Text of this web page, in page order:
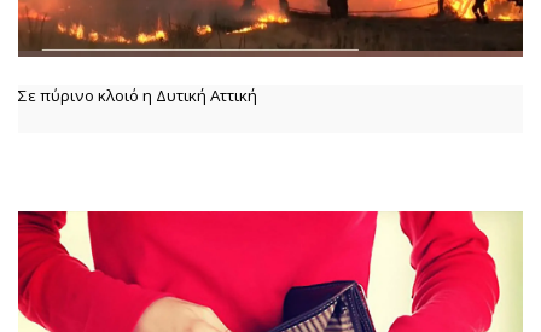
Σε πύρινο κλοιό η Δυτική Αττική